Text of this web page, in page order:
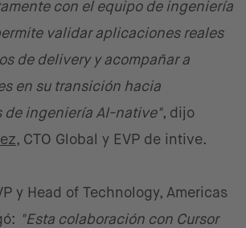
con el equipo de ingeniería
validar aplicaciones reales
de delivery y acompañar a
en su transición hacia
de ingeniería AI-native", dijo
, CTO Global y EVP de intive.
y Head of Technology, Americas
"Esta colaboración con Cursor